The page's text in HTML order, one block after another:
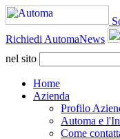
Richiedi AutomaNews
nel sito
Home
Azienda
Profilo
Automa e
Come